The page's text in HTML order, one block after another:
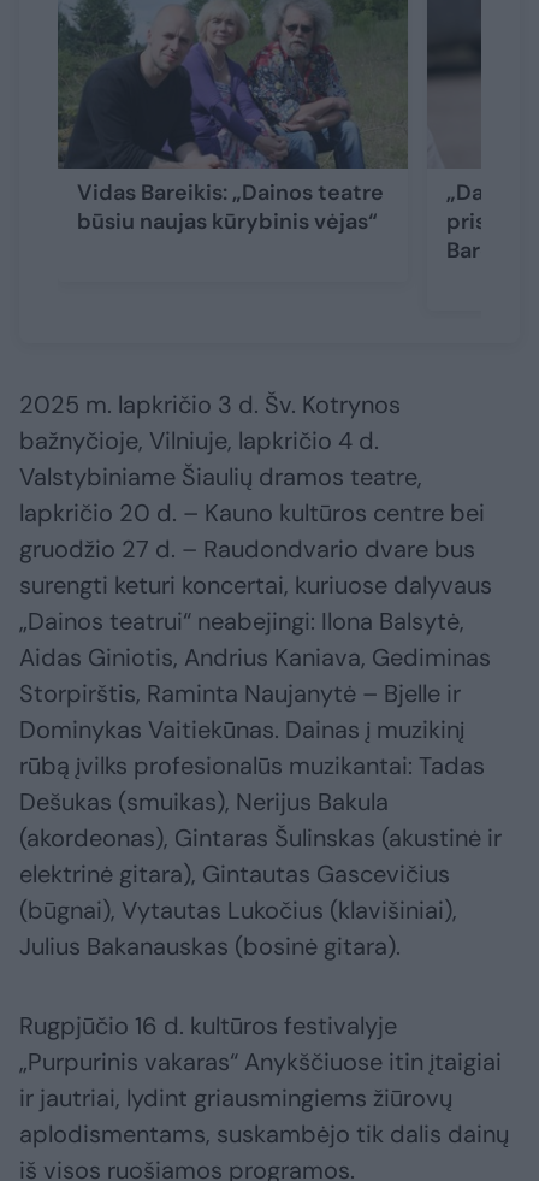
Vidas Bareikis: „Dainos teatre
būsiu naujas kūrybinis vėjas“
„Dainos
Bareikis
2025 m. lapkričio 3 d. Šv. Kotrynos
bažnyčioje, Vilniuje, lapkričio 4 d.
Valstybiniame Šiaulių dramos teatre,
lapkričio 20 d. – Kauno kultūros centre bei
gruodžio 27 d. – Raudondvario dvare bus
surengti keturi koncertai, kuriuose dalyvaus
„Dainos teatrui“ neabejingi: Ilona Balsytė,
Aidas Giniotis, Andrius Kaniava, Gediminas
Storpirštis, Raminta Naujanytė – Bjelle ir
Dominykas Vaitiekūnas. Dainas į muzikinį
rūbą įvilks profesionalūs muzikantai: Tadas
Dešukas (smuikas), Nerijus Bakula
(akordeonas), Gintaras Šulinskas (akustinė ir
elektrinė gitara), Gintautas Gascevičius
(būgnai), Vytautas Lukočius (klavišiniai),
Julius Bakanauskas (bosinė gitara).
Rugpjūčio 16 d. kultūros festivalyje
„Purpurinis vakaras“ Anykščiuose itin įtaigiai
ir jautriai, lydint griausmingiems žiūrovų
aplodismentams, suskambėjo tik dalis dainų
iš visos ruošiamos programos.